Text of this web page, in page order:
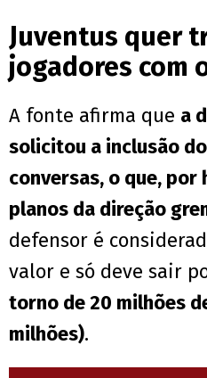
Juventus quer
jogadores com
A fonte afirma que a
solicitou a inclusão
conversas, o que, por
planos da direção
defensor é
valor e só deve sair
torno de 20 milhões
milhões).